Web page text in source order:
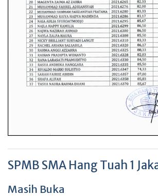
SPMB SMA Hang Tuah 1
Masih Buka